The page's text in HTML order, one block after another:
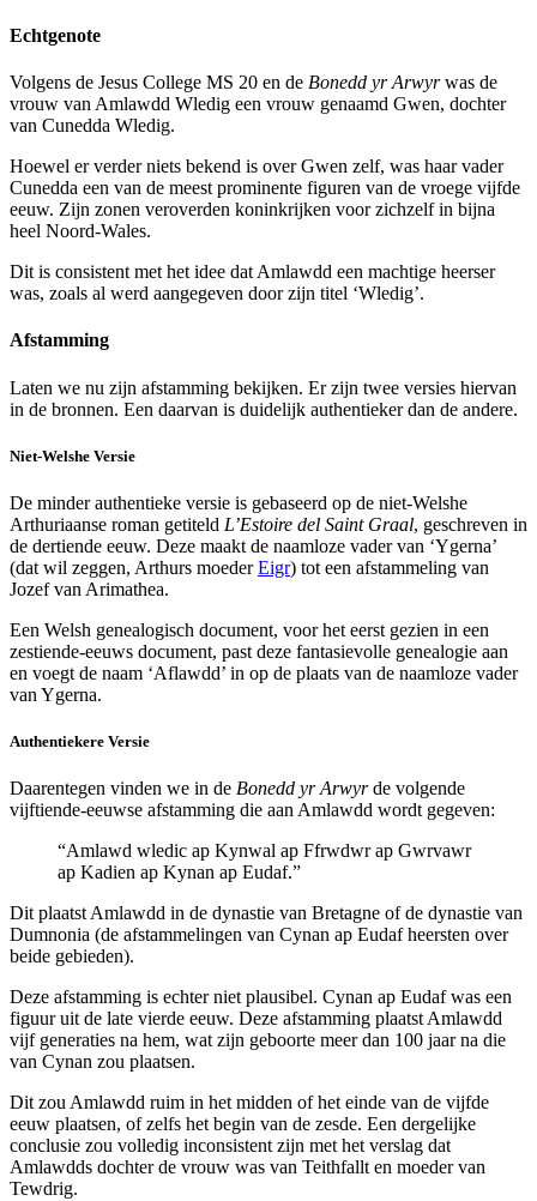
Echtgenote
Volgens de Jesus College MS 20 en de Bonedd yr Arwyrwas de
vrouw van Amlawdd Wledig een vrouw genaamd Gwen, dochter
van Cunedda Wledig.
Hoewel er verder niets bekend is over Gwen zelf, was haar vader
Cunedda een van de meest prominente figuren van de vroege vijfde
eeuw. Zijn zonen veroverden koninkrijken voor zichzelf in bijna
heel Noord-Wales.
Dit is consistent met het idee dat Amlawdd een machtige heerser
was, zoals al werd aangegeven door zijn titel ‘Wledig’.
Afstamming
Laten we nu zijn afstamming bekijken. Er zijn twee versies hiervan
in de bronnen. Een daarvan is duidelijk authentieker dan de andere.
Niet-Welshe Versie
De minder authentieke versie is gebaseerd op de niet-Welshe
Arthuriaanse roman getiteld L’Estoire del Saint Graal, geschreven in
de dertiende eeuw. Deze maakt de naamloze vader van ‘Ygerna’
(dat wil zeggen, Arthurs moederEigr) tot een afstammeling van
Jozef van Arimathea.
Een Welsh genealogisch document, voor het eerst gezien in een
zestiende-eeuws document, past deze fantasievolle genealogie aan
en voegt de naam ‘Aflawdd’ in op de plaats van de naamloze vader
van Ygerna.
Authentiekere Versie
Daarentegen vinden we in de Bonedd yr Arwyrde volgende
vijftiende-eeuwse afstamming die aan Amlawdd wordt gegeven:
“Amlawd wledic ap Kynwal ap Ffrwdwr ap Gwrvawr
ap Kadien ap Kynan ap Eudaf.”
Dit plaatst Amlawdd in de dynastie van Bretagne of de dynastie van
Dumnonia (de afstammelingen van Cynan ap Eudaf heersten over
beide gebieden).
Deze afstamming is echter niet plausibel. Cynan ap Eudaf was een
figuur uit de late vierde eeuw. Deze afstamming plaatst Amlawdd
vijf generaties na hem, wat zijn geboorte meer dan 100 jaar na die
van Cynan zou plaatsen.
Dit zou Amlawdd ruim in het midden of het einde van de vijfde
eeuw plaatsen, of zelfs het begin van de zesde. Een dergelijke
conclusie zou volledig inconsistent zijn met het verslag dat
Amlawdds dochter de vrouw was van Teithfallt en moeder van
Tewdrig.